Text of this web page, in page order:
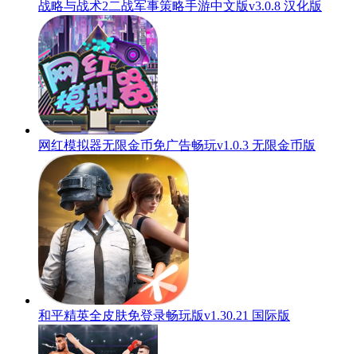
战略与战术2二战军事策略手游中文版v3.0.8 汉化版
网红模拟器无限金币免广告畅玩v1.0.3 无限金币版
和平精英全皮肤免登录畅玩版v1.30.21 国际版